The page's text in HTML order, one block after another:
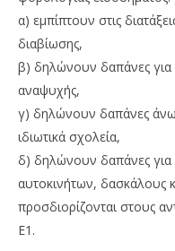
α) εμπίπτουν στις
διαβίωσης,
β) δηλώνουν δαπάνες
αναψυχής,
γ) δηλώνουν δαπάνες
ιδιωτικά σχολεία,
δ) δηλώνουν δαπάνες για
αυτοκινήτων, δασκάλους
προσδιορίζονται στους
Ε1.